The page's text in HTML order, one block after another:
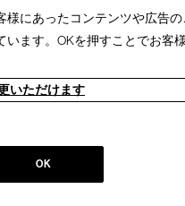
は数少ないリーディングブラン
確かなものとしました。1927年
多くの製品が世界中の最も重要
ルチザン（職人）の技術の継承
家やデザイナーとの協業にあり
にあったコンテンツや広告の
ます。OKを押すことでお客
いただけます
OK